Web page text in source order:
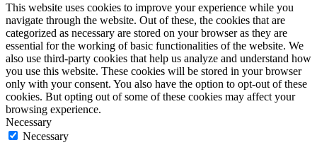
This website uses cookies to improve your experience while you
navigate through the website. Out of these, the cookies that are
categorized as necessary are stored on your browser as they are
essential for the working of basic functionalities of the website. We
also use third-party cookies that help us analyze and understand how
you use this website. These cookies will be stored in your browser
only with your consent. You also have the option to opt-out of these
cookies. But opting out of some of these cookies may affect your
browsing experience.
Necessary
Necessary